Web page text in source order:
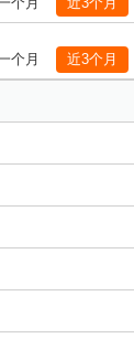
个月 近3个月